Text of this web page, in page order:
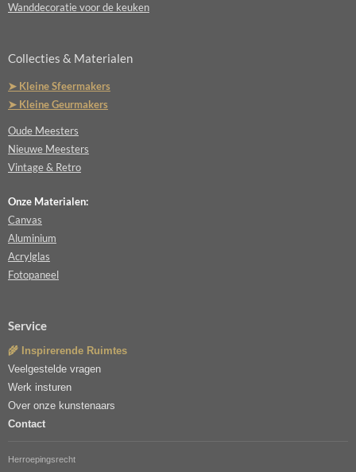
Wanddecoratie voor de keuken
Collecties & Materialen
➤ Kleine Sfeermakers
➤ Kleine Geurmakers
Oude Meesters
Nieuwe Meesters
Vintage & Retro
Onze Materialen:
Canvas
Aluminium
Acrylglas
Fotopaneel
Service
🌾 Inspirerende Ruimtes
Veelgestelde vragen
Werk insturen
Over onze kunstenaars
Contact
Herroepingsrecht